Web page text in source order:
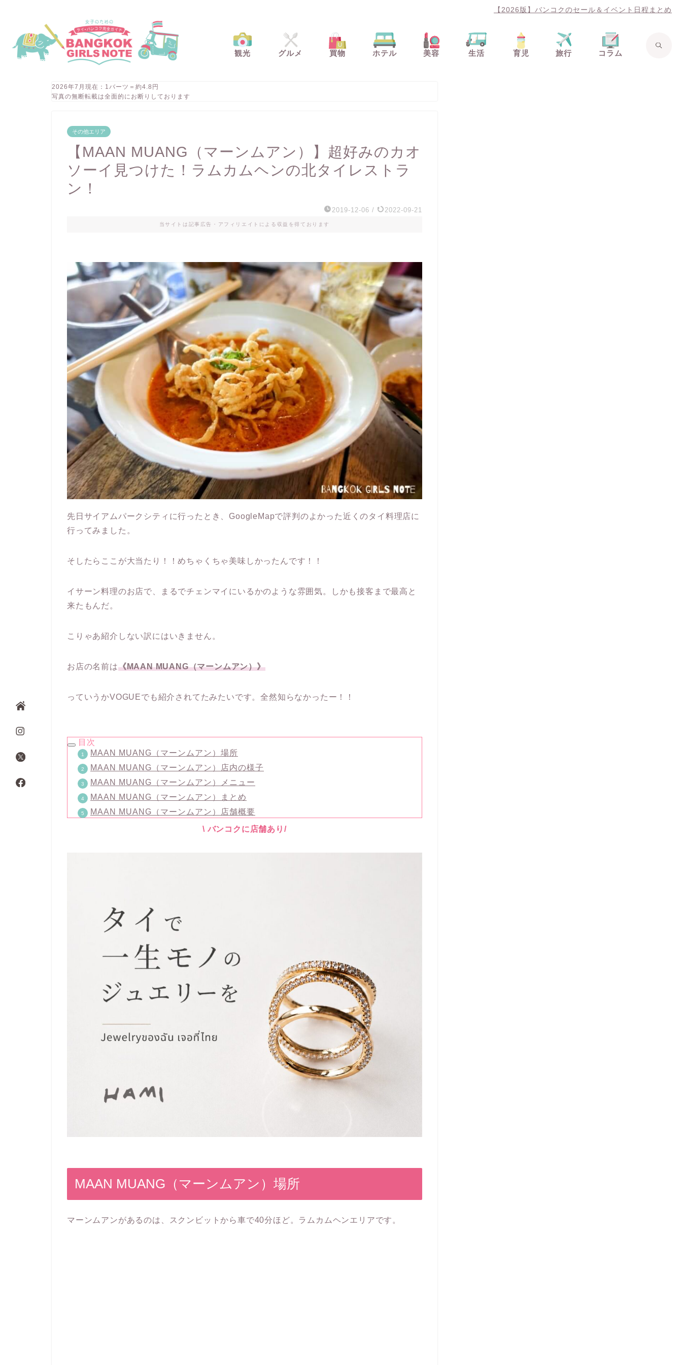
【2026版】バンコクのセール＆イベント日程まとめ
観光 グルメ 買物 ホテル 美容 生活 育児 旅行 コラム
2026年7月現在：1バーツ＝約4.8円
写真の無断転載は全面的にお断りしております
その他エリア
【MAAN MUANG（マーンムアン）】超好みのカオ
ソーイ見つけた！ラムカムヘンの北タイレストラ
ン！
2019-12-06 / 2022-09-21
当サイトは記事広告・アフィリエイトによる収益を得ております
先日サイアムパークシティに行ったとき、GoogleMapで評判のよかった近くのタイ料理店に
行ってみました。
そしたらここが大当たり！！めちゃくちゃ美味しかったんです！！
イサーン料理のお店で、まるでチェンマイにいるかのような雰囲気。しかも接客まで最高と
来たもんだ。
こりゃあ紹介しない訳にはいきません。
お店の名前は《MAAN MUANG（マーンムアン）》
っていうかVOGUEでも紹介されてたみたいです。全然知らなかったー！！
目次
MAAN MUANG（マーンムアン）場所
MAAN MUANG（マーンムアン）店内の様子
MAAN MUANG（マーンムアン）メニュー
MAAN MUANG（マーンムアン）まとめ
MAAN MUANG（マーンムアン）店舗概要
\ バンコクに店舗あり/
MAAN MUANG（マーンムアン）場所
マーンムアンがあるのは、スクンビットから車で40分ほど。ラムカムヘンエリアです。